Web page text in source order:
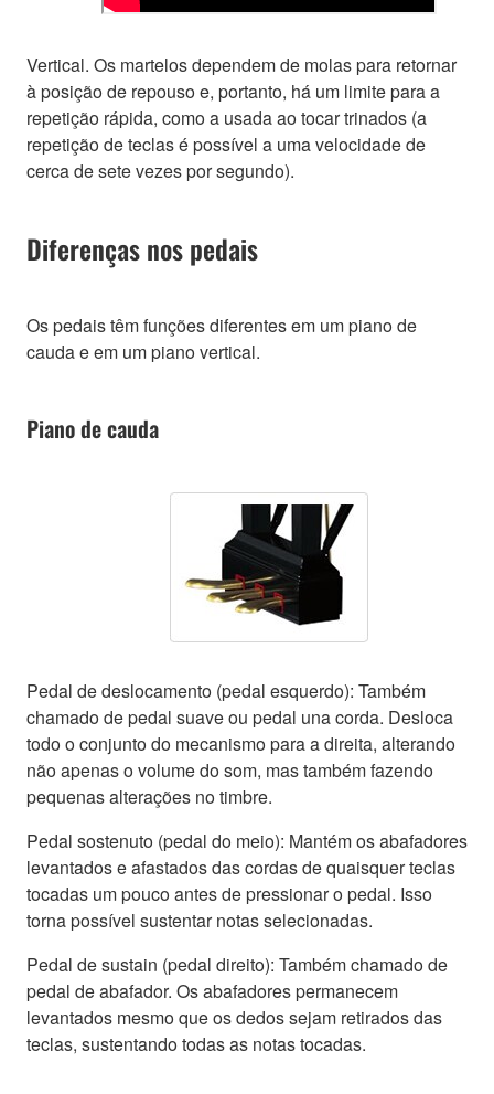
Vertical. Os martelos dependem de molas para retornar
à posição de repouso e, portanto, há um limite para a
repetição rápida, como a usada ao tocar trinados (a
repetição de teclas é possível a uma velocidade de
cerca de sete vezes por segundo).
Diferenças nos pedais
Os pedais têm funções diferentes em um piano de
cauda e em um piano vertical.
Piano de cauda
Pedal de deslocamento (pedal esquerdo): Também
chamado de pedal suave ou pedal una corda. Desloca
todo o conjunto do mecanismo para a direita, alterando
não apenas o volume do som, mas também fazendo
pequenas alterações no timbre.
Pedal sostenuto (pedal do meio): Mantém os abafadores
levantados e afastados das cordas de quaisquer teclas
tocadas um pouco antes de pressionar o pedal. Isso
torna possível sustentar notas selecionadas.
Pedal de sustain (pedal direito): Também chamado de
pedal de abafador. Os abafadores permanecem
levantados mesmo que os dedos sejam retirados das
teclas, sustentando todas as notas tocadas.